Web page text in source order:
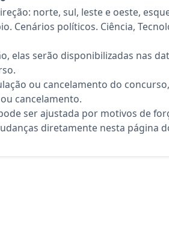
norte, sul, leste e oeste,
Cenários políticos. Ciência,
elas serão disponibilizadas nas
ou cancelamento do
cancelamento.
ser ajustada por motivos de
diretamente nesta página